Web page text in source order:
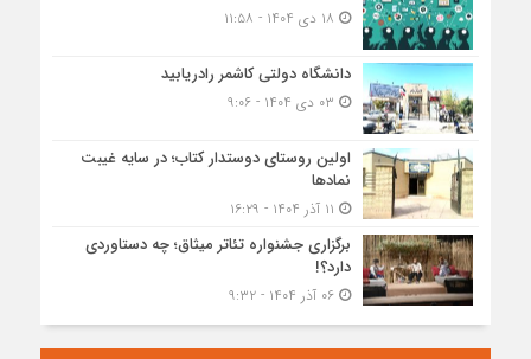
دانشگاه دولتی کاشمر‌ رادریابید
اولین روستای دوستدار کتاب؛ در سایه غیبت
نمادها
برگزاری جشنواره تئاتر میثاق؛ چه دستاوردی
دارد؟!
۰۶ آذر ۱۴۰۴ - ۹:۳۲